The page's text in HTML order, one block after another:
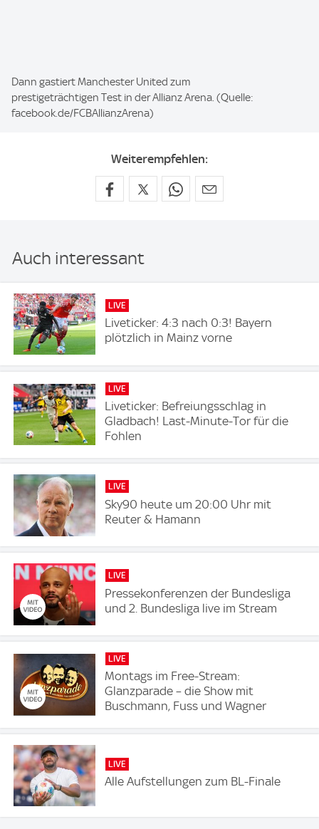
I
m
a
Dann gastiert Manchester United zum
prestigeträchtigen Test in der Allianz Arena. (Quelle:
facebook.de/FCBAllianzArena)
Weiterempfehlen:
Auch interessant
LIVE
Liveticker: 4:3 nach 0:3! Bayern
plötzlich in Mainz vorne
LIVE
Liveticker: Befreiungsschlag in
Gladbach! Last-Minute-Tor für die
Fohlen
LIVE
Sky90 heute um 20:00 Uhr mit
Reuter & Hamann
LIVE
Pressekonferenzen der Bundesliga
und 2. Bundesliga live im Stream
LIVE
Montags im Free-Stream:
Glanzparade – die Show mit
Buschmann, Fuss und Wagner
LIVE
Alle Aufstellungen zum BL-Finale